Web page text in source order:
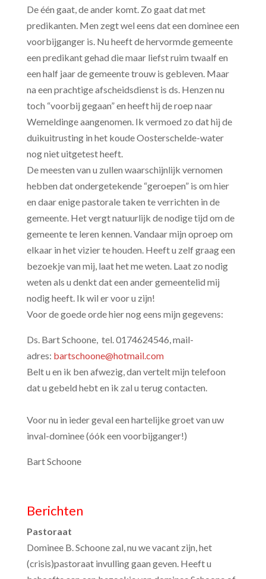
De één gaat, de ander komt. Zo gaat dat met
predikanten. Men zegt wel eens dat een dominee een
voorbijganger is. Nu heeft de hervormde gemeente
een predikant gehad die maar liefst ruim twaalf en
een half jaar de gemeente trouw is gebleven. Maar
na een prachtige afscheidsdienst is ds. Henzen nu
toch “voorbij gegaan” en heeft hij de roep naar
Wemeldinge aangenomen. Ik vermoed zo dat hij de
duikuitrusting in het koude Oosterschelde-water
nog niet uitgetest heeft.
De meesten van u zullen waarschijnlijk vernomen
hebben dat ondergetekende “geroepen” is om hier
en daar enige pastorale taken te verrichten in de
gemeente. Het vergt natuurlijk de nodige tijd om de
gemeente te leren kennen. Vandaar mijn oproep om
elkaar in het vizier te houden. Heeft u zelf graag een
bezoekje van mij, laat het me weten. Laat zo nodig
weten als u denkt dat een ander gemeentelid mij
nodig heeft. Ik wil er voor u zijn!
Voor de goede orde hier nog eens mijn gegevens:
Ds. Bart Schoone, tel. 0174624546, mail-
adres: bartschoone@hotmail.com
Belt u en ik ben afwezig, dan vertelt mijn telefoon
dat u gebeld hebt en ik zal u terug contacten.
Voor nu in ieder geval een hartelijke groet van uw
inval-dominee (óók een voorbijganger!)
Bart Schoone
Berichten
Pastoraat
Dominee B. Schoone zal, nu we vacant zijn, het
(crisis)pastoraat invulling gaan geven. Heeft u